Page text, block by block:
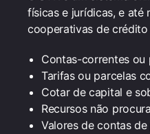
físicas e jurídicas, e até
cooperativas de crédito
Contas-correntes ou
Tarifas ou parcelas
Cotar de capital e
Recursos não
Valores de contas